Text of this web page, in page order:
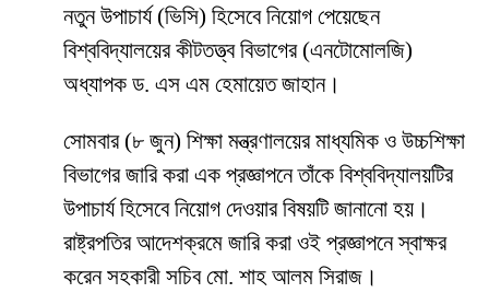
নতুন উপাচার্য (ভিসি) হিসেবে নিয়োগ পেয়েছেন
বিশ্ববিদ্যালয়ের কীটতত্ত্ব বিভাগের (এনটোমোলজি)
অধ্যাপক ড. এস এম হেমায়েত জাহান।
সোমবার (৮ জুন) শিক্ষা মন্ত্রণালয়ের মাধ্যমিক ও উচ্চশিক্ষা
বিভাগের জারি করা এক প্রজ্ঞাপনে তাঁকে বিশ্ববিদ্যালয়টির
উপাচার্য হিসেবে নিয়োগ দেওয়ার বিষয়টি জানানো হয়।
রাষ্ট্রপতির আদেশক্রমে জারি করা ওই প্রজ্ঞাপনে স্বাক্ষর
করেন সহকারী সচিব মো. শাহ আলম সিরাজ।